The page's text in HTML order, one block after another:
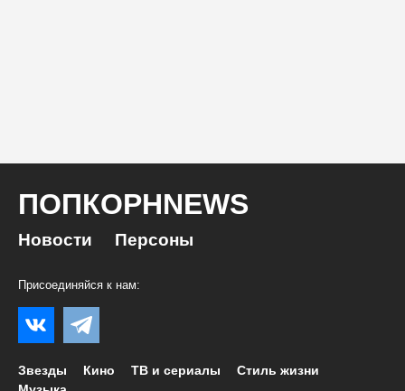
ПОПКОРНNEWS
Новости Персоны
Присоединяйся к нам:
Звезды Кино ТВ и сериалы
Стиль жизни